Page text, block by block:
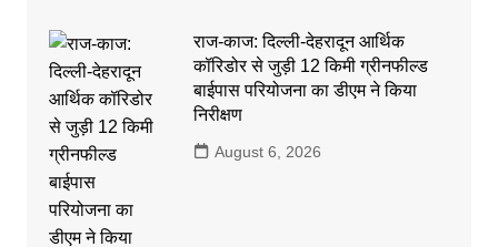
राज-काज: दिल्ली-देहरादून आर्थिक
कॉरिडोर से जुड़ी 12 किमी ग्रीनफील्ड
बाईपास परियोजना का डीएम ने किया
निरीक्षण
August 6, 2026